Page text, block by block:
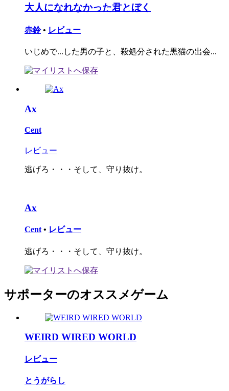
大人になれなかった君とぼく
赤鈴 • レビュー
いじめで...した男の子と、殺処分された黒猫の出会...
Ax
Cent
レビュー
逃げろ・・・そして、守り抜け。
Ax
Cent • レビュー
逃げろ・・・そして、守り抜け。
サポーターのオススメゲーム
WEIRD WIRED WORLD
レビュー
とうがらし